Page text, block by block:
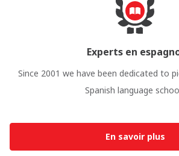
Experts en
Since 2001 we have been dedicated to
Spanish language
En savoir plus